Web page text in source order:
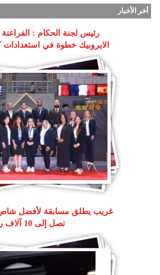
أخر الأخبار
رئيس لجنة الحكام : الفراعنة
الايروبيك خطوة في استعدادات
غريب يطلق مسابقة لأفضل شاص
تصل إلى 10 آلاف ريال